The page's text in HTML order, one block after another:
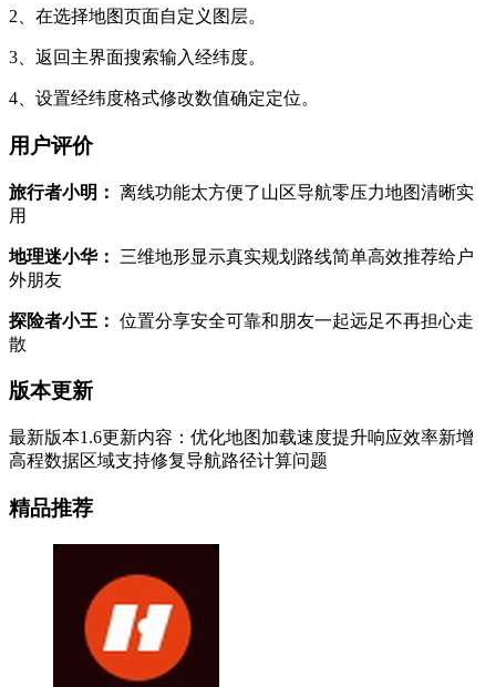
2、在选择地图页面自定义图层。
3、返回主界面搜索输入经纬度。
4、设置经纬度格式修改数值确定定位。
用户评价
旅行者小明： 离线功能太方便了山区导航零压力地图清晰实
用
地理迷小华：
三维地形显示真实规划路线简单高效推荐给户
外朋友
探险者小王： 位置分享安全可靠和朋友一起远足不再担心走
散
版本更新
最新版本1.6更新内容：优化地图加载速度提升响应效率新增
高程数据区域支持修复导航路径计算问题
精品推荐